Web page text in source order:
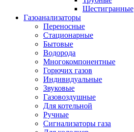
Шестигранные
Газоанализаторы
Переносные
Стационарные
Бытовые
Водорода
Многокомпонентные
Горючих газов
Индивидуальные
Звуковые
Газовоздушные
Для котельной
Ручные
Сигнализаторы газа